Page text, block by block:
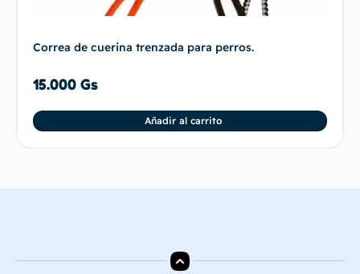
Correa de cuerina trenzada para perros.
15.000 Gs
Añadir al carrito